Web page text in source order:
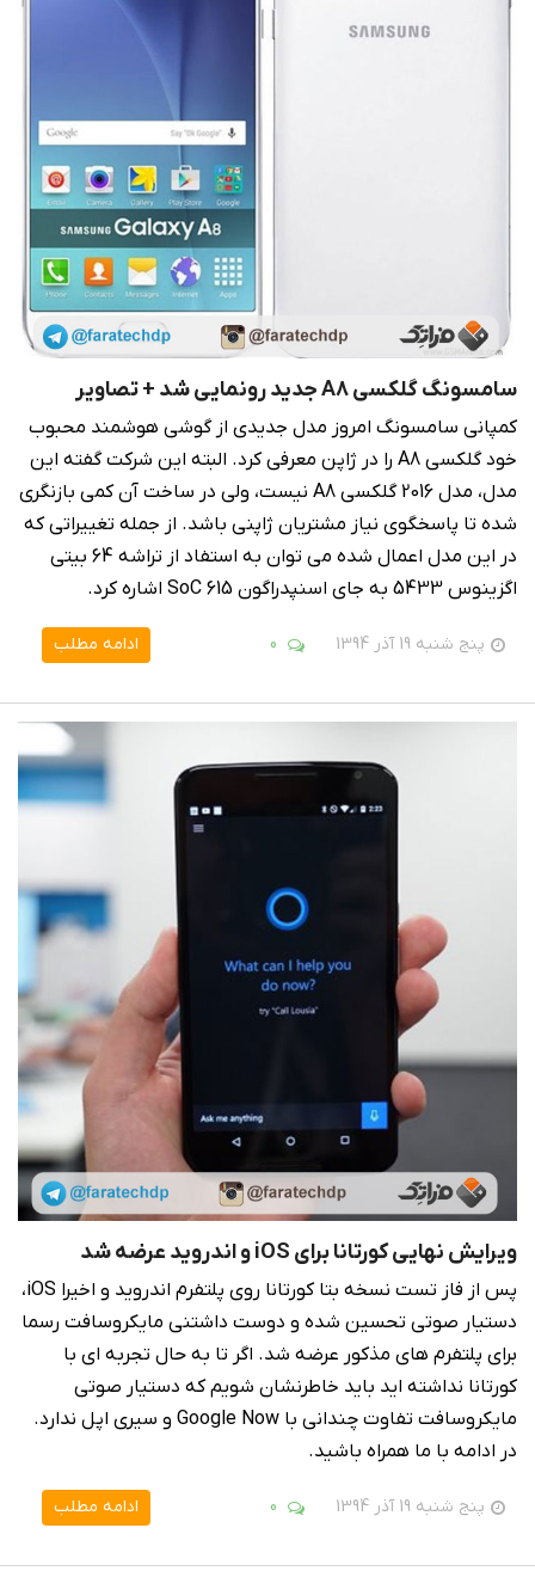
سامسونگ گلکسی A8 جدید رونمایی شد + تصاویر
کمپانی سامسونگ امروز مدل جدیدی از گوشی هوشمند محبوب
خود گلکسی A8 را در ژاپن معرفی کرد. البته این شرکت گفته این
مدل، مدل 2016 گلکسی A8 نیست، ولی در ساخت آن کمی بازنگری
شده تا پاسخگوی نیاز مشتریان ژاپنی باشد. از جمله تغییراتی که
در این مدل اعمال شده می توان به استفاد از تراشه 64 بیتی
اگزینوس 5433 به جای اسنپدراگون 615 SoC اشاره کرد.
پنج شنبه 19 آذر 1394 0 ادامه مطلب
ویرایش نهایی کورتانا برای iOS و اندروید عرضه شد
پس از فاز تست نسخه بتا کورتانا روی پلتفرم اندروید و اخیرا iOS،
دستیار صوتی تحسین شده و دوست داشتنی مایکروسافت رسما
برای پلتفرم های مذکور عرضه شد. اگر تا به حال تجربه ای با
کورتانا نداشته اید باید خاطرنشان شویم که دستیار صوتی
مایکروسافت تفاوت چندانی با Google Now و سیری اپل ندارد.
در ادامه با ما همراه باشید.
پنج شنبه 19 آذر 1394 0 ادامه مطلب